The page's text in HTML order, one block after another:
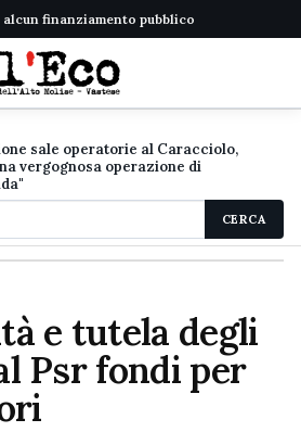
finanziamento pubblico
sale operatorie al Caracciolo,
vergognosa operazione di
CERCA
e tutela degli
Psr fondi per